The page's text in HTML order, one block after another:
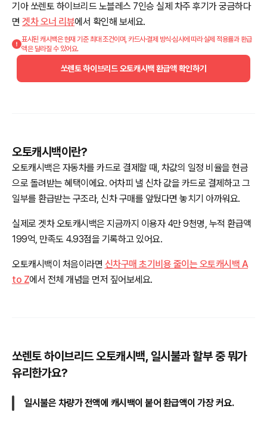
기아 쏘렌토 하이브리드 노블레스 7인승 실제 차주 후기가 궁금하다
면 겟차 오너 리뷰에서 확인해 보세요.
표시된 캐시백은 현재 기준 최대 조건이며, 카드사·결제 방식·심사에 따라 실제 적용률과 환급
액은 달라질 수 있어요.
쏘렌토 하이브리드 오토캐시백 환급액 확인하기
오토캐시백이란?
오토캐시백은 자동차를 카드로 결제할 때, 차값의 일정 비율을 현금
으로 돌려받는 혜택이에요. 어차피 낼 신차 값을 카드로 결제하고 그
일부를 환급받는 구조라, 신차 구매를 앞뒀다면 놓치기 아까워요.
실제로 겟차 오토캐시백은 지금까지 이용자 4만 9천명, 누적 환급액
199억, 만족도 4.93점을 기록하고 있어요.
오토캐시백이 처음이라면 신차구매 초기비용 줄이는 오토캐시백 A
to Z에서 전체 개념을 먼저 짚어보세요.
쏘렌토 하이브리드 오토캐시백, 일시불과 할부 중 뭐가
유리한가요?
일시불은 차량가 전액에 캐시백이 붙어 환급액이 가장 커요.